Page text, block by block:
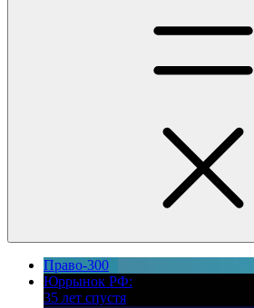
Право-300
Юррынок РФ:
35 лет спустя